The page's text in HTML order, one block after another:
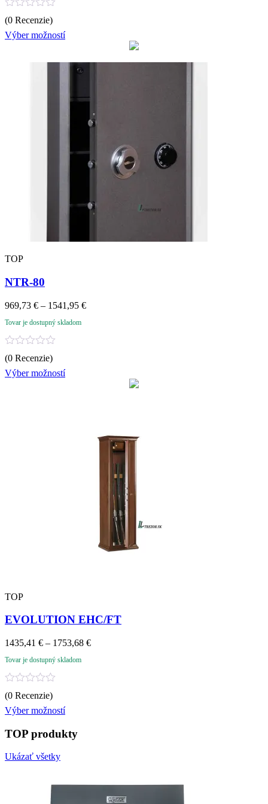
Hodnotenie
0
z
(0 Recenzie)
Výber možností
TOP
NTR-80
969,73 € – 1541,95 €Price
Tovar je dostupný skladom
Hodnotenie
0
z
(0 Recenzie)
Výber možností
TOP
EVOLUTION EHC/FT
1435,41 € – 1753,68 €Price
Tovar je dostupný skladom
Hodnotenie
0
z
(0 Recenzie)
Výber možností
TOP produkty
Ukázať všetky